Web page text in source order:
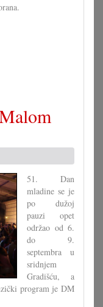
51. Dan
mladine se je
po dužoj
pauzi opet
održao od 6.
do 9.
septembra u
sridnjem
Gradišću, a
program je DM